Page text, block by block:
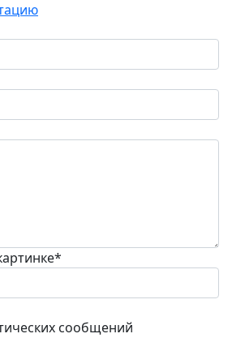
*
сообщений